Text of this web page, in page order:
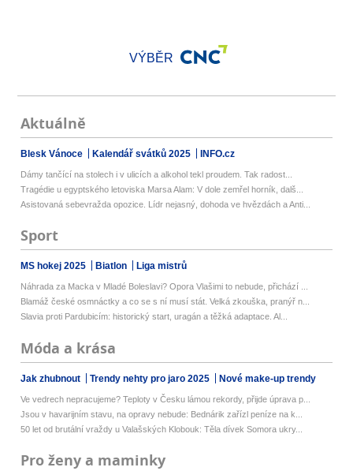
VÝBĚR
Aktuálně
Blesk Vánoce Kalendář svátků 2025 INFO.cz
Dámy tančící na stolech i v ulicích a alkohol tekl proudem. Tak radost...
Tragédie u egyptského letoviska Marsa Alam: V dole zemřel horník, dalš...
Asistovaná sebevražda opozice. Lídr nejasný, dohoda ve hvězdách a Anti...
Sport
MS hokej 2025 Biatlon Liga mistrů
Náhrada za Macka v Mladé Boleslavi? Opora Vlašimi to nebude, přichází ...
Blamáž české osmnáctky a co se s ní musí stát. Velká zkouška, pranýř n...
Slavia proti Pardubicím: historický start, uragán a těžká adaptace. Al...
Móda a krása
Jak zhubnout Trendy nehty pro jaro 2025 Nové make-up trendy
Ve vedrech nepracujeme? Teploty v Česku lámou rekordy, přijde úprava p...
Jsou v havarijním stavu, na opravy nebude: Bednárik zařízl peníze na k...
50 let od brutální vraždy u Valašských Klobouk: Těla dívek Somora ukry...
Pro ženy a maminky